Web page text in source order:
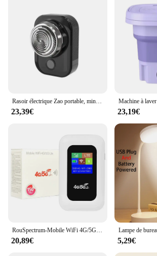
Rasoir électrique Zao portable, mini lumière, étanche, aste par USB, support, sec, indolore, visage, barbe, maison, voyage, nouveau, 2024
23,39€ 23,19€
RouSpectrum-Mobile WiFi 4G/5G, 150Mbps, Sans Fil, avseats Fente EpiCard, 2100mAh, Portable, Modem ATA Fi, Hotspot Poche
20,89€ 5,29€